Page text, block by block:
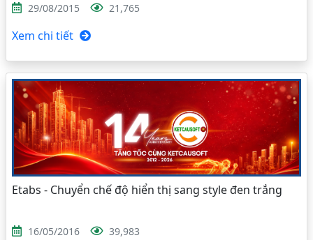
29/08/2015 21,765
Xem chi tiết
Etabs - Chuyển chế độ hiển thị sang style đen trắng
16/05/2016 39,983